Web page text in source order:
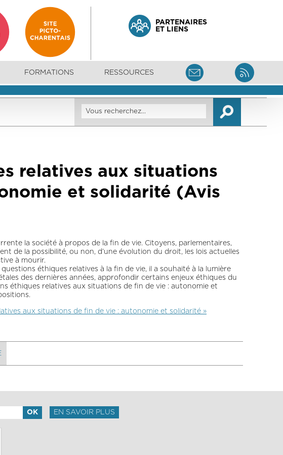
PARTENAIRES
ET LIENS
FORMATIONS RESSOURCES
relatives aux situations
et solidarité (Avis
la société à propos de la fin de vie. Citoyens, parlementaires,
de la possibilité, ou non, d’une évolution du droit, les lois actuelles
à mourir.
éthiques relatives à la fin de vie, il a souhaité à la lumière
des dernières années, approfondir certains enjeux éthiques du
éthiques relatives aux situations de fin de vie : autonomie et
aux situations de fin de vie : autonomie et solidarité »
EN SAVOIR PLUS